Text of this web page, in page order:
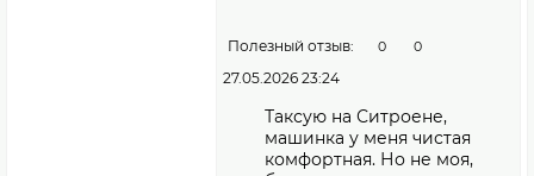
Полезный отзыв: 0 0
27.05.2026 23:24
Таксую на Ситроене,
машинка у меня чистая
комфортная. Но не моя,